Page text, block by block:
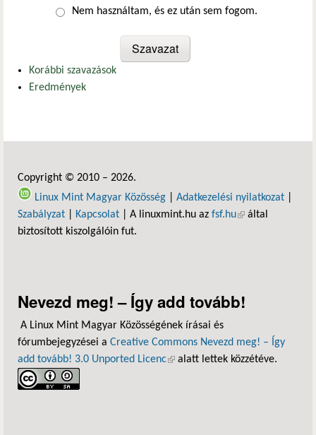
Nem használtam, és ez után sem fogom.
Korábbi szavazások
Eredmények
Copyright © 2010 – 2026.
Linux Mint Magyar Közösség
Adatkezelési nyilatkozat
Szabályzat
Kapcsolat | A linuxmint.hu az fsf.hu(külső hivatkozás)
által
biztosított kiszolgálóin fut.
Nevezd meg! – Így add tovább!
A Linux Mint Magyar Közösségének írásai és
fórumbejegyzései a Creative Commons Nevezd meg! – Így
add tovább! 3.0 Unported Licenc(külső hivatkozás)
alatt lettek közzétéve.